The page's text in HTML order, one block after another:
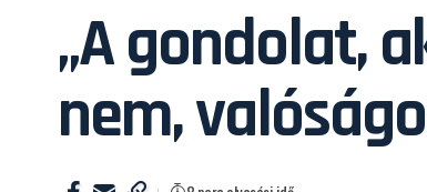
„A gondolat,
nem,